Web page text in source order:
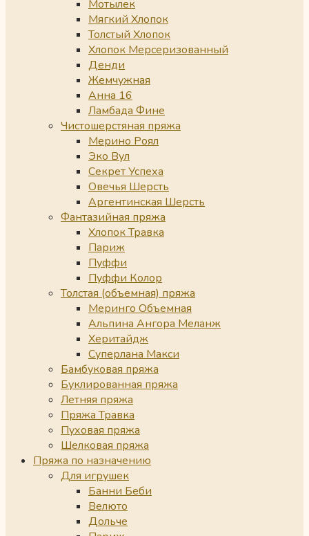
Мотылек
Мягкий Хлопок
Толстый Хлопок
Хлопок Мерсеризованный
Денди
Жемчужная
Анна 16
Ламбада Фине
Чистошерстяная пряжа
Мерино Роял
Эко Вул
Секрет Успеха
Овечья Шерсть
Аргентинская Шерсть
Фантазийная пряжа
Хлопок Травка
Париж
Пуффи
Пуффи Колор
Толстая (объемная) пряжа
Меринго Объемная
Альпина Ангора Меланж
Херитайдж
Суперлана Макси
Бамбуковая пряжа
Буклированная пряжа
Летняя пряжа
Пряжа Травка
Пуховая пряжа
Шелковая пряжа
Пряжа по назначению
Для игрушек
Банни Беби
Велюто
Дольче